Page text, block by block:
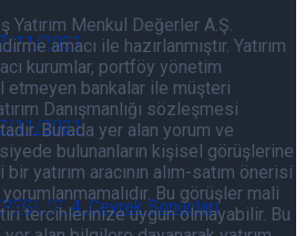
2026
07/08/2026
2026
Yatırım Menkul Değerler A.Ş.
amacı ile hazırlanmıştır. Yatırım
kurumlar, portföy yönetim
etmeyen bankalar ile müşteri
Danışmanlığı sözleşmesi
Burada yer alan yorum ve
bulunanların kişisel görüşlerine
yatırım aracının alım-satım önerisi
Bu görüşler mali
tercihlerinize uygun olmayabilir. Bu